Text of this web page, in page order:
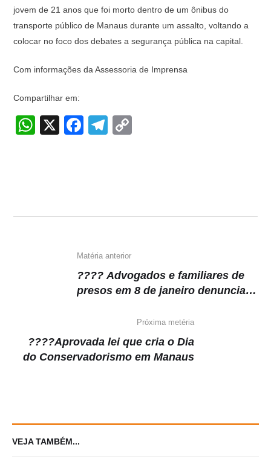
jovem de 21 anos que foi morto dentro de um ônibus do
transporte público de Manaus durante um assalto, voltando a
colocar no foco dos debates a segurança pública na capital.
Com informações da Assessoria de Imprensa
Compartilhar em:
W
p
X
F
o
k
T
m n
Matéria anterior
???? Advogados e familiares de
presos em 8 de janeiro denunciam
Próxima metéria
????Aprovada lei que cria o Dia
do Conservadorismo em Manaus
VEJA TAMBÉM...